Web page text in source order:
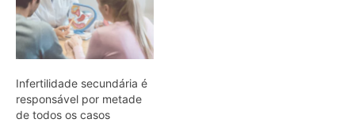
Infertilidade secundária é
responsável por metade
de todos os casos